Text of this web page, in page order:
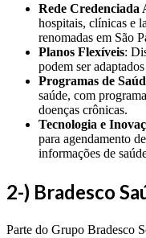
Rede Credenciada
hospitais, clínicas e
renomadas em São
Planos Flexíveis:
podem ser
Programas de
saúde, com
doenças crônicas.
Tecnologia e
para agendamento
informações de
2-) Bradesco
Parte do Grupo Bradesco